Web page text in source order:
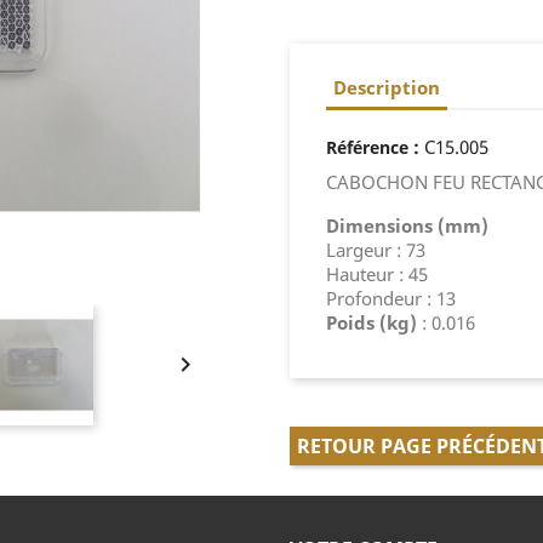

Description
Référence : C15.005
CABOCHON FEU
Dimensions (mm)
Largeur : 73
Hauteur : 45
Profondeur : 13
Poids (kg) : 0.016
RETOUR PAGE